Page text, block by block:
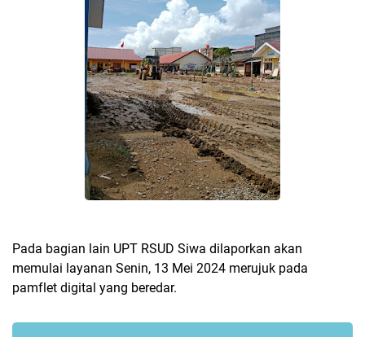
Pada bagian lain UPT RSUD Siwa dilaporkan akan
memulai layanan Senin, 13 Mei 2024 merujuk pada
pamflet digital yang beredar.